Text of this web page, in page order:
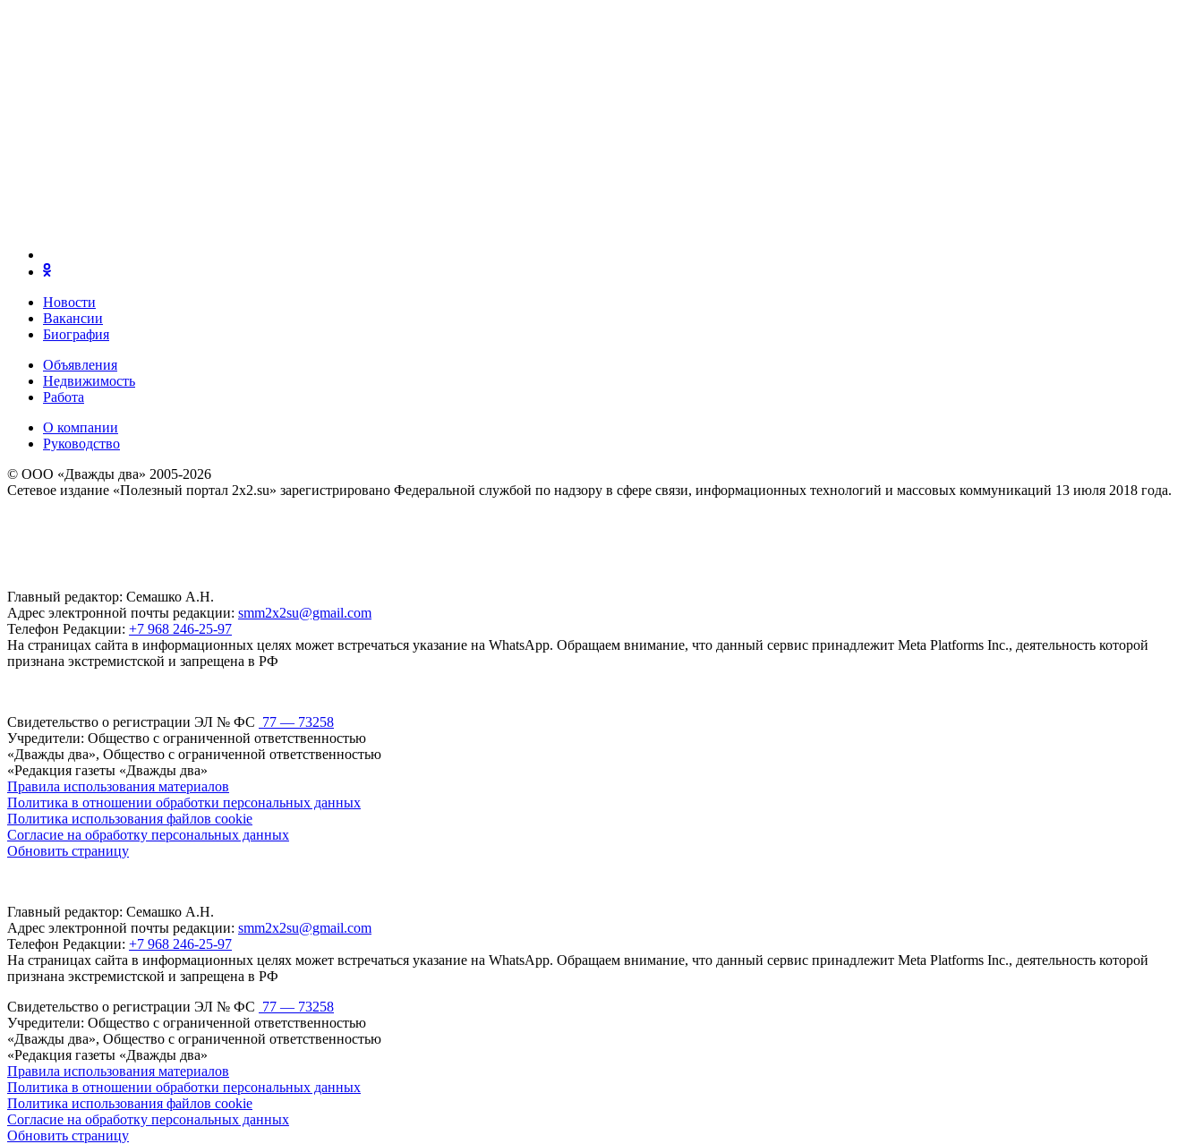
Новости
Вакансии
Биография
Объявления
Недвижимость
Работа
О компании
Руководство
© ООО «Дважды два» 2005-2026
Сетевое издание «Полезный портал 2x2.su» зарегистрировано Федеральной службой по надзору в сфере связи, информационных технологий и массовых коммуникаций 13 июля 2018 года.
Главный редактор: Семашко А.Н.
Адрес электронной почты редакции: smm2x2su@gmail.com
Телефон Редакции: +7 968 246-25-97
На страницах сайта в информационных целях может встречаться указание на WhatsApp. Обращаем внимание, что данный сервис принадлежит Meta Platforms Inc., деятельность которой
признана экстремистской и запрещена в РФ
Свидетельство о регистрации ЭЛ № ФС 77 — 73258
Учредители: Общество с ограниченной ответственностью
«Дважды два», Общество с ограниченной ответственностью
«Редакция газеты «Дважды два»
Правила использования материалов
Политика в отношении обработки персональных данных
Политика использования файлов cookie
Согласие на обработку персональных данных
Обновить страницу
Главный редактор: Семашко А.Н.
Адрес электронной почты редакции: smm2x2su@gmail.com
Телефон Редакции: +7 968 246-25-97
На страницах сайта в информационных целях может встречаться указание на WhatsApp. Обращаем внимание, что данный сервис принадлежит Meta Platforms Inc., деятельность которой
признана экстремистской и запрещена в РФ
Свидетельство о регистрации ЭЛ № ФС 77 — 73258
Учредители: Общество с ограниченной ответственностью
«Дважды два», Общество с ограниченной ответственностью
«Редакция газеты «Дважды два»
Правила использования материалов
Политика в отношении обработки персональных данных
Политика использования файлов cookie
Согласие на обработку персональных данных
Обновить страницу